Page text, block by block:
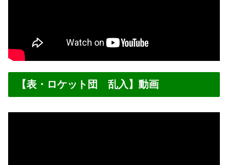
【表・ロケット団 乱入】動画